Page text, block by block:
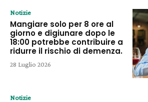
Notizie
Mangiare solo per 8 ore al
giorno e digiunare dopo le
18:00 potrebbe contribuire a
ridurre il rischio di demenza.
28 Luglio 2026
Notizie